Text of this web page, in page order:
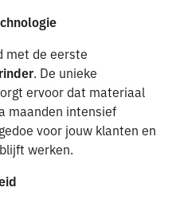
met de eerste
. De unieke
ervoor dat materiaal
maanden intensief
voor jouw klanten en
werken.